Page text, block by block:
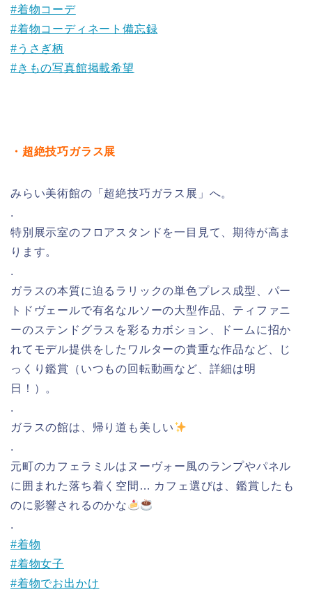
#着物コーデ
#着物コーディネート備忘録
#うさぎ柄
#きもの写真館掲載希望
・超絶技巧ガラス展
みらい美術館の「超絶技巧ガラス展」へ。
.
特別展示室のフロアスタンドを一目見て、期待が高ま
ります。
.
ガラスの本質に迫るラリックの単色プレス成型、パー
トドヴェールで有名なルソーの大型作品、ティファニ
ーのステンドグラスを彩るカボション、ドームに招か
れてモデル提供をしたワルターの貴重な作品など、じ
っくり鑑賞（いつもの回転動画など、詳細は明
日！）。
.
ガラスの館は、帰り道も美しい
.
元町のカフェラミルはヌーヴォー風のランプやパネル
に囲まれた落ち着く空間… カフェ選びは、鑑賞したも
のに影響されるのかな
.
#着物
#着物女子
#着物でお出かけ